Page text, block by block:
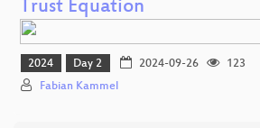
Trust Equation
2024 Day 2 2024-09-26
123
Fabian Kammel